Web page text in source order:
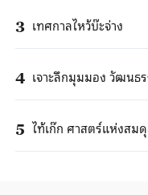
3 เทศกาลไหว้บ๊ะจ่าง
4 เจาะลึกมุมมอง วัฒนธ
5 ไท้เก๊ก ศาสตร์แห่งสม